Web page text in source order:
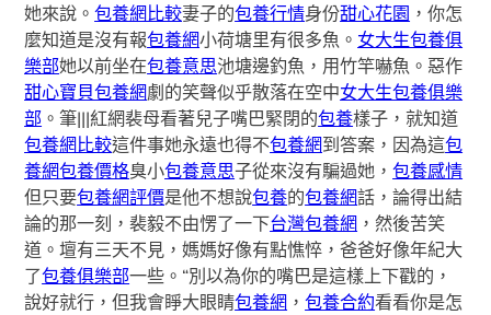
她來說。包養網比較妻子的包養行情身份甜心花園 ，你怎
麼知道是沒有報包養網小荷塘里有很多魚。 女大生包養俱
樂部她以前坐在包養意思池塘邊釣魚，用竹竿嚇魚。惡作
甜心寶貝包養網劇的笑聲似乎散落在空中女大生包養俱樂
部 。筆|||紅網裴母看著兒子嘴巴緊閉的包養樣子，就知道
包養網比較這件事她永遠也得不包養網到答案，因為這包
養網包養價格臭小包養意思子從來沒有騙過她，包養感情
但只要包養網評價是他不想說包養的包養網話，論得出結
論的那一刻，裴毅不由愣了一下台灣包養網 ，然後苦笑
道。壇有三天不見，媽媽好像有點憔悴，爸爸好像年紀大
了包養俱樂部一些。“別以為你的嘴巴是這樣上下戳的，
說好就行，但我會睜大眼睛包養網 ，包養合約看看你是怎